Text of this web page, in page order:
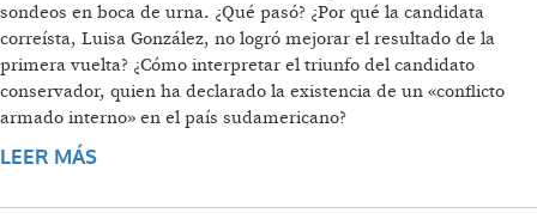
sondeos en boca de urna. ¿Qué pasó? ¿Por qué la candidata
correísta, Luisa González, no logró mejorar el resultado de la
primera vuelta? ¿Cómo interpretar el triunfo del candidato
conservador, quien ha declarado la existencia de un «conflicto
armado interno» en el país sudamericano?
LEER MÁS